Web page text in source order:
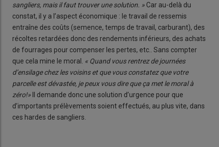
sangliers, mais il faut trouver une solution. » Car au-delà du
constat, il y a l’aspect économique : le travail de ressemis
entraîne des coûts (semence, temps de travail, carburant), des
récoltes retardées donc des rendements inférieurs, des achats
de fourrages pour compenser les pertes, etc.. Sans compter
que cela mine le moral. « Quand vous rentrez de journées
d’ensilage chez les voisins et que vous constatez que votre
parcelle est dévastée, je peux vous dire que ça met le moral à
zéro!» Il demande donc une solution d’urgence pour que
d’importants prélèvements soient effectués, au plus vite, dans
ces hardes de sangliers.